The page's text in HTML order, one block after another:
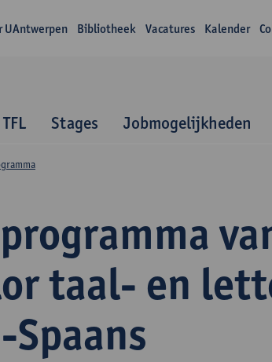
UAntwerpen Bibliotheek Vacatures Kalender
Stages Jobmogelijkheden
taal- en
Spaans